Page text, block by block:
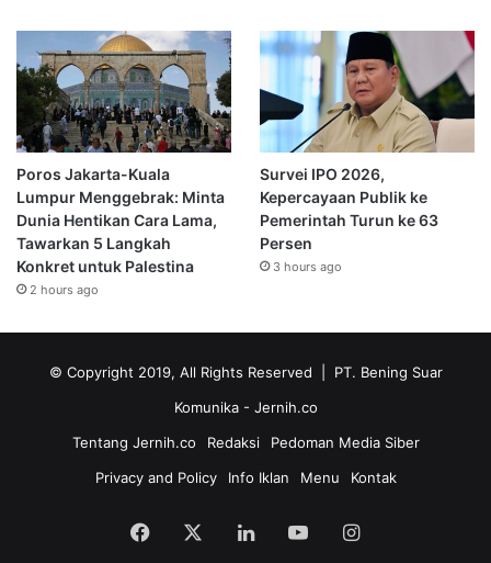
Poros Jakarta-Kuala
Lumpur Menggebrak: Minta
Dunia Hentikan Cara Lama,
Tawarkan 5 Langkah
Konkret untuk Palestina
2 hours ago
Survei IPO 2026,
Kepercayaan Publik ke
Pemerintah Turun ke 63
Persen
3 hours ago
© Copyright 2019, All Rights Reserved | PT. Bening Suar
Komunika - Jernih.co
Tentang Jernih.co
Redaksi
Pedoman Media Siber
Privacy and Policy
Info Iklan Menu Kontak
Facebook LinkedInYouTubeInstagram